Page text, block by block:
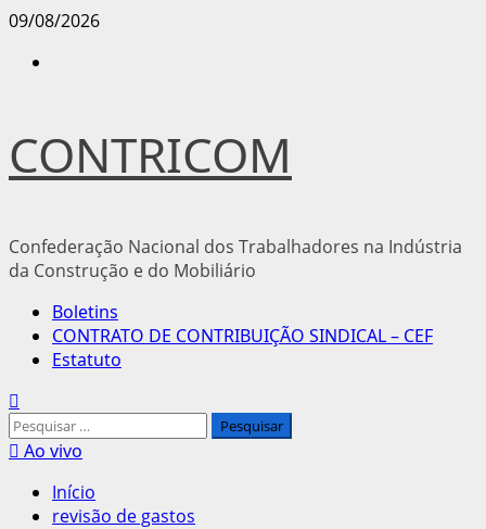
Avançar
09/08/2026
CONTRICOM
Confederação Nacional dos Trabalhadores na Indústria
da Construção e do Mobiliário
Menu
principal
Boletins
CONTRATO DE CONTRIBUIÇÃO SINDICAL – CEF
Estatuto
Pesquisar
por:Ao vivo
Início
revisão de gastos